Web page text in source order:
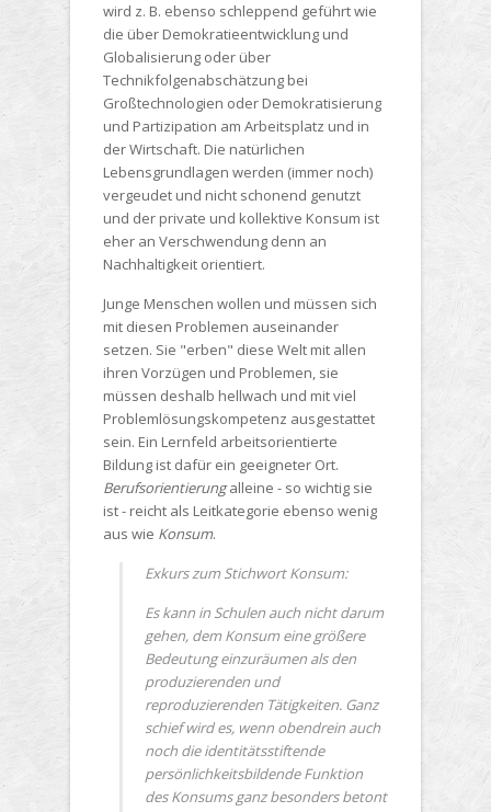
wird z. B. ebenso schleppend geführt wie
die über Demokratieentwicklung und
Globalisierung oder über
Technikfolgenabschätzung bei
Großtechnologien oder Demokratisierung
und Partizipation am Arbeitsplatz und in
der Wirtschaft. Die natürlichen
Lebensgrundlagen werden (immer noch)
vergeudet und nicht schonend genutzt
und der private und kollektive Konsum ist
eher an Verschwendung denn an
Nachhaltigkeit orientiert.
Junge Menschen wollen und müssen sich
mit diesen Problemen auseinander
setzen. Sie "erben" diese Welt mit allen
ihren Vorzügen und Problemen, sie
müssen deshalb hellwach und mit viel
Problemlösungskompetenz ausgestattet
sein. Ein Lernfeld arbeitsorientierte
Bildung ist dafür ein geeigneter Ort.
Berufsorientierungalleine - so wichtig sie
ist - reicht als Leitkategorie ebenso wenig
aus wie Konsum.
Exkurs zum Stichwort Konsum:
Es kann in Schulen auch nicht darum
gehen, dem Konsum eine größere
Bedeutung einzuräumen als den
produzierenden und
reproduzierenden Tätigkeiten. Ganz
schief wird es, wenn obendrein auch
noch die identitätsstiftende
persönlichkeitsbildende Funktion
des Konsums ganz besonders betont